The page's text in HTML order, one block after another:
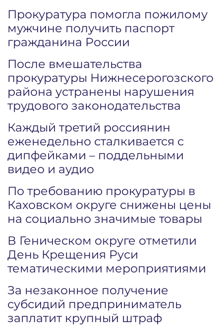
Прокуратура помогла пожилому
мужчине получить паспорт
гражданина России
После вмешательства
прокуратуры Нижнесерогозского
района устранены нарушения
трудового законодательства
Каждый третий россиянин
еженедельно сталкивается с
дипфейками – поддельными
видео и аудио
По требованию прокуратуры в
Каховском округе снижены цены
на социально значимые товары
В Геническом округе отметили
День Крещения Руси
тематическими мероприятиями
За незаконное получение
субсидий предприниматель
заплатит крупный штраф